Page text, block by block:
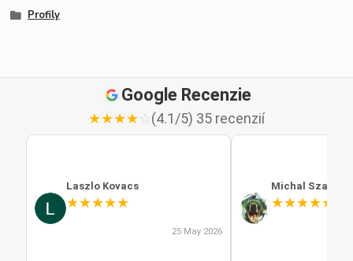
Profily
Google Recenzie
★★★★☆(4.1/5) 35 recenzií
Laszlo Kovacs
★★★★★
25 May 2026
Michal Szabo
★★★★★